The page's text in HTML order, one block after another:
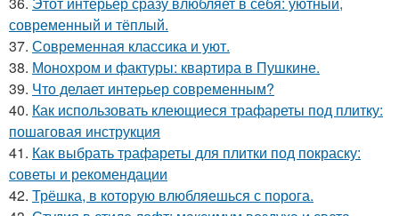
современный и тёплый.
37. Современная классика и уют.
38. Монохром и фактуры: квартира в Пушкине.
39. Что делает интерьер современным?
40. Как использовать клеющиеся трафареты под плитку:
пошаговая инструкция
41. Как выбрать трафареты для плитки под покраску:
советы и рекомендации
42. Трёшка, в которую влюбляешься с порога.